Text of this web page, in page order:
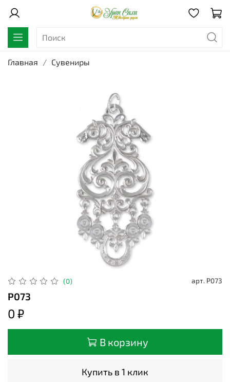
Главная Сувениры
(0) арт. Р073
Р073
0 ₽
В корзину
Купить в 1 клик